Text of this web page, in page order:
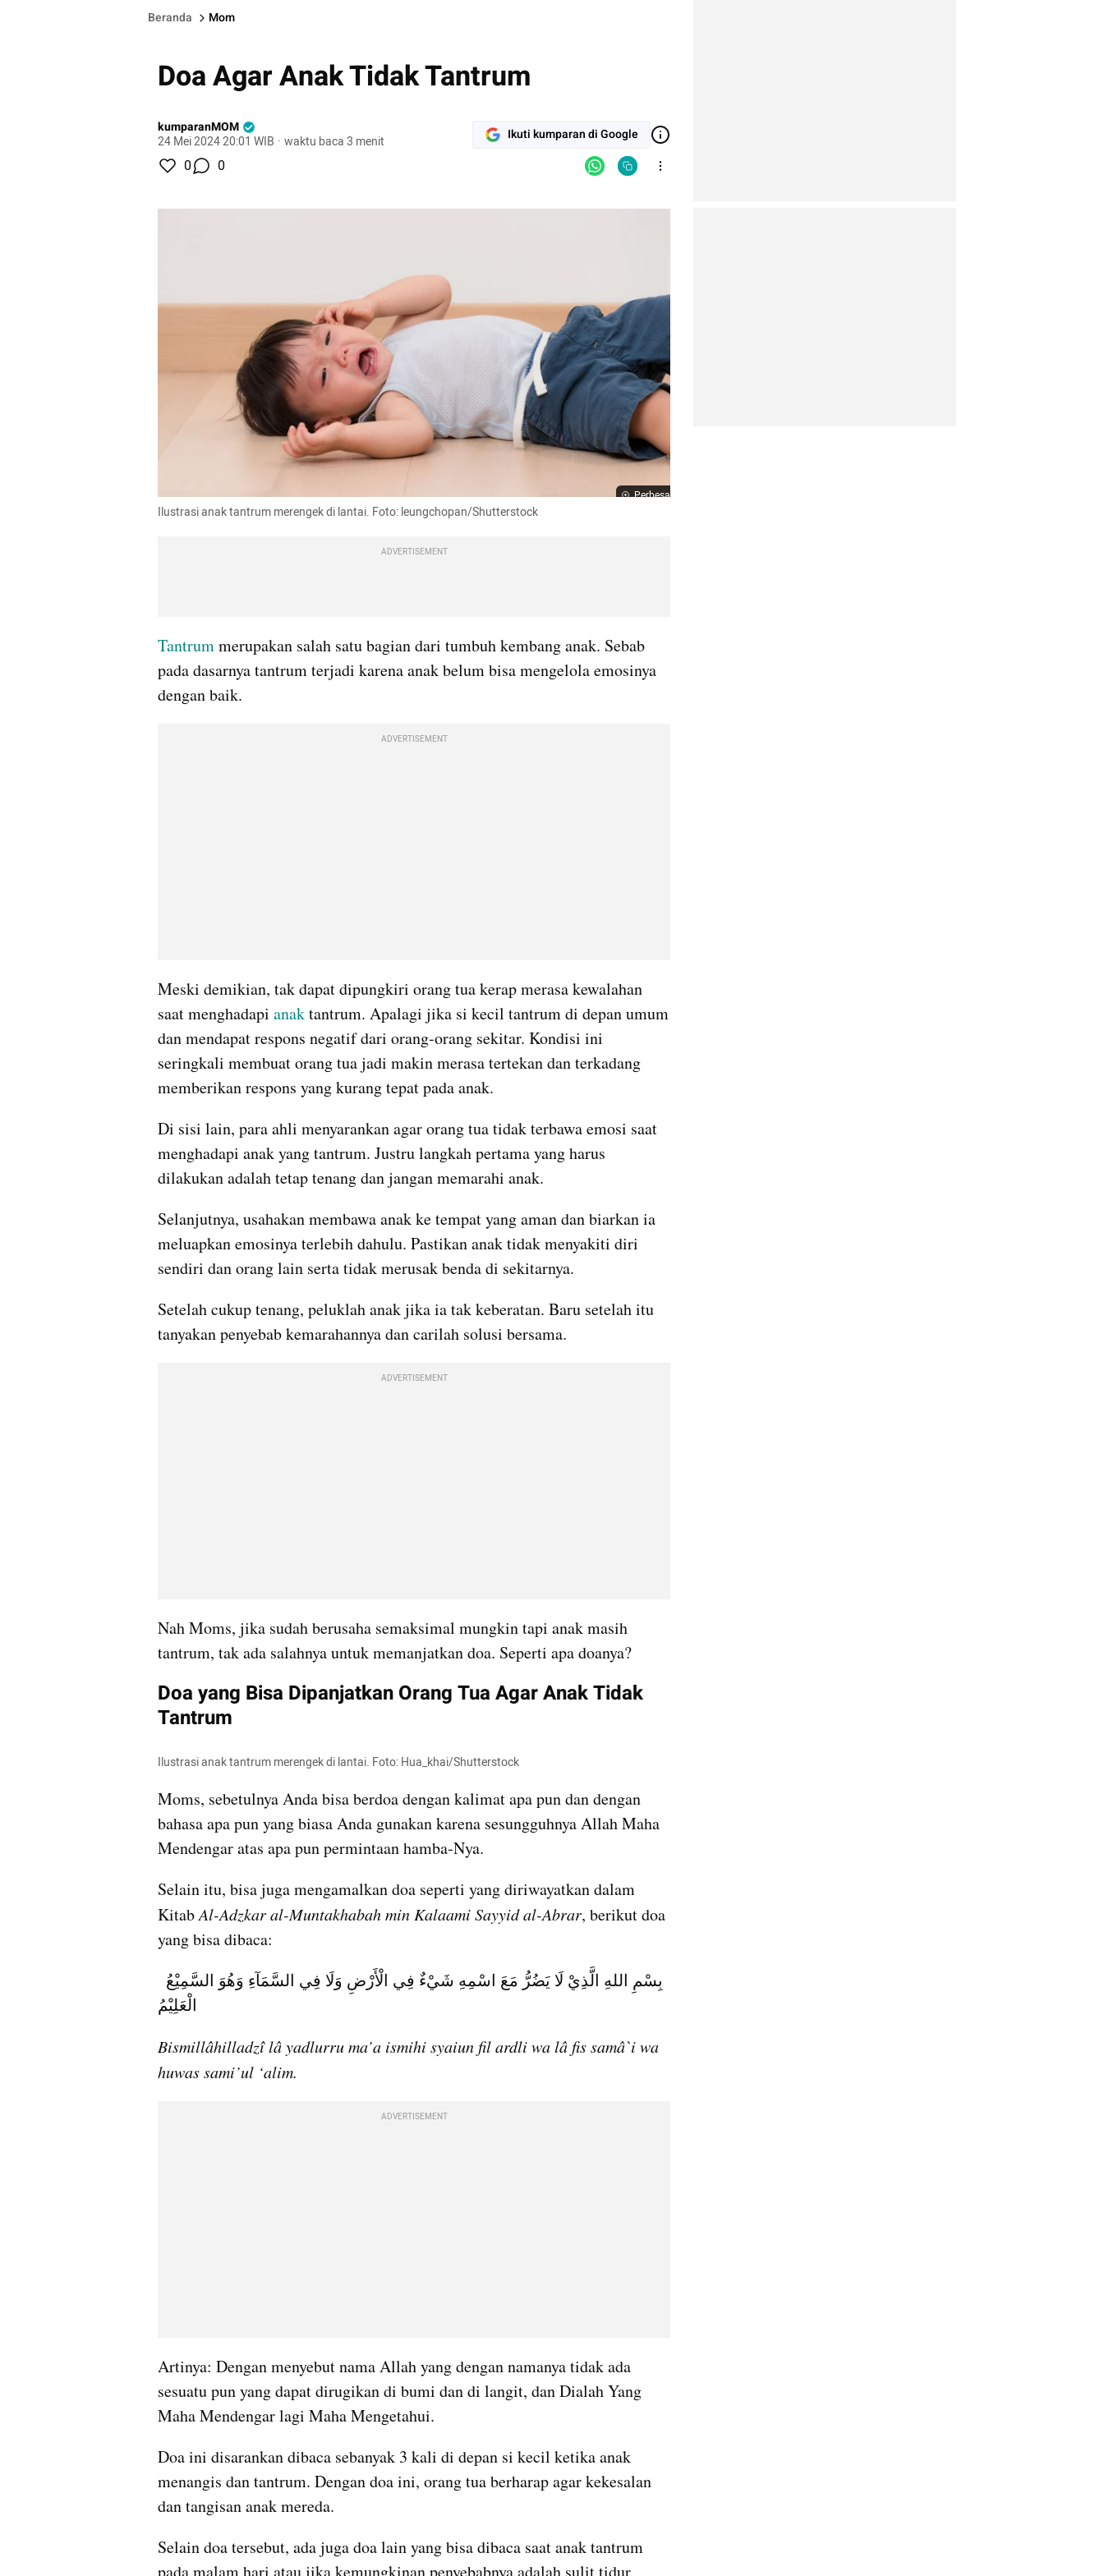
Beranda Mom
Doa Agar Anak Tidak Tantrum
kumparanMOM
24 Mei 2024 20:01 WIB · waktu baca 3 menit Ikuti kumparan di Google
0 0
Perbesar
Ilustrasi anak tantrum merengek di lantai. Foto: leungchopan/Shutterstock
ADVERTISEMENT
Tantrum merupakan salah satu bagian dari tumbuh kembang anak. Sebab
pada dasarnya tantrum terjadi karena anak belum bisa mengelola emosinya
dengan baik.
ADVERTISEMENT
Meski demikian, tak dapat dipungkiri orang tua kerap merasa kewalahan
saat menghadapi anak tantrum. Apalagi jika si kecil tantrum di depan umum
dan mendapat respons negatif dari orang-orang sekitar. Kondisi ini
seringkali membuat orang tua jadi makin merasa tertekan dan terkadang
memberikan respons yang kurang tepat pada anak.
Di sisi lain, para ahli menyarankan agar orang tua tidak terbawa emosi saat
menghadapi anak yang tantrum. Justru langkah pertama yang harus
dilakukan adalah tetap tenang dan jangan memarahi anak.
Selanjutnya, usahakan membawa anak ke tempat yang aman dan biarkan ia
meluapkan emosinya terlebih dahulu. Pastikan anak tidak menyakiti diri
sendiri dan orang lain serta tidak merusak benda di sekitarnya.
Setelah cukup tenang, peluklah anak jika ia tak keberatan. Baru setelah itu
tanyakan penyebab kemarahannya dan carilah solusi bersama.
ADVERTISEMENT
Nah Moms, jika sudah berusaha semaksimal mungkin tapi anak masih
tantrum, tak ada salahnya untuk memanjatkan doa. Seperti apa doanya?
Doa yang Bisa Dipanjatkan Orang Tua Agar Anak Tidak
Tantrum
Ilustrasi anak tantrum merengek di lantai. Foto: Hua_khai/Shutterstock
Moms, sebetulnya Anda bisa berdoa dengan kalimat apa pun dan dengan
bahasa apa pun yang biasa Anda gunakan karena sesungguhnya Allah Maha
Mendengar atas apa pun permintaan hamba-Nya.
Selain itu, bisa juga mengamalkan doa seperti yang diriwayatkan dalam
Kitab Al-Adzkar al-Muntakhabah min Kalaami Sayyid al-Abrar, berikut doa
yang bisa dibaca:
الْعَلِيْمُ
Bismillâhilladzî lâ yadlurru ma’a ismihi syaiun fil ardli wa lâ fis samâ`i wa
huwas sami’ul ‘alim.
ADVERTISEMENT
Artinya: Dengan menyebut nama Allah yang dengan namanya tidak ada
sesuatu pun yang dapat dirugikan di bumi dan di langit, dan Dialah Yang
Maha Mendengar lagi Maha Mengetahui.
Doa ini disarankan dibaca sebanyak 3 kali di depan si kecil ketika anak
menangis dan tantrum. Dengan doa ini, orang tua berharap agar kekesalan
dan tangisan anak mereda.
Selain doa tersebut, ada juga doa lain yang bisa dibaca saat anak tantrum
pada malam hari atau jika kemungkinan penyebabnya adalah sulit tidur.